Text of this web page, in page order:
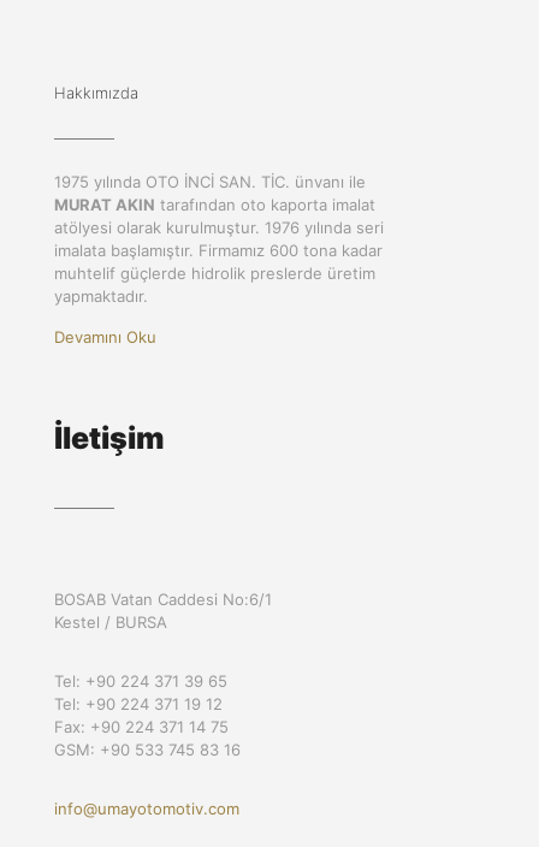
Hakkımızda
1975 yılında OTO İNCİ SAN. TİC. ünvanı ile
MURAT AKIN tarafından oto kaporta imalat
atölyesi olarak kurulmuştur. 1976 yılında seri
imalata başlamıştır. Firmamız 600 tona kadar
muhtelif güçlerde hidrolik preslerde üretim
yapmaktadır.
Devamını Oku
İletişim
BOSAB Vatan Caddesi No:6/1
Kestel / BURSA
Tel: +90 224 371 39 65
Tel: +90 224 371 19 12
Fax: +90 224 371 14 75
GSM: +90 533 745 83 16
info@umayotomotiv.com